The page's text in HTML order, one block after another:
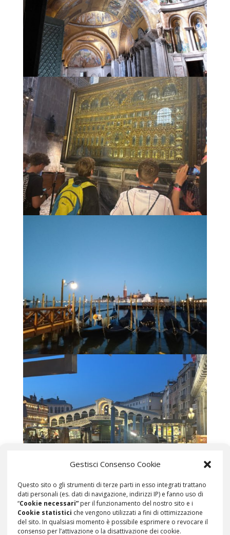
Gestisci Consenso Cookie
Questo sito o gli strumenti di terze parti in esso integrati trattano
dati personali (es. dati di navigazione, indirizzi IP) e fanno uso di
“Cookie necessari” per il funzionamento del nostro sito e i
Cookie statistici che vengono utilizzati a fini di ottimizzazione
del sito. In qualsiasi momento è possibile esprimere o revocare il
consenso per l’attivazione o la disattivazione dei cookie.